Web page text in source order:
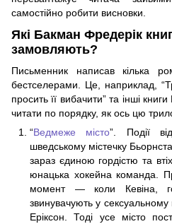
самостійно робити висновки.
Які Бакман Фредерік
замовляють?
Письменник написав кілька
бестселерами. Це, наприклад,
просить її вибачити” та інші
читати по порядку, як ось цю
“Ведмеже місто”. Події
шведському містечку
зараз єдиною гордістю та
юнацька хокейна команда.
момент — коли Кевіна,
звинувачують у сексуальному
Еріксон. Тоді усе місто